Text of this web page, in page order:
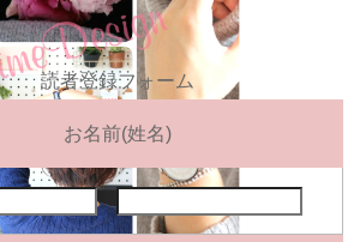
読者登録フォーム
お名前(姓名)